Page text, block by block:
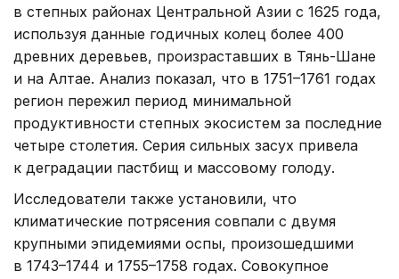
в степных районах Центральной Азии с 1625 года,
используя данные годичных колец более 400
древних деревьев, произраставших в Тянь-Шане
и на Алтае. Анализ показал, что в 1751–1761 годах
регион пережил период минимальной
продуктивности степных экосистем за последние
четыре столетия. Серия сильных засух привела
к деградации пастбищ и массовому голоду.
Исследователи также установили, что
климатические потрясения совпали с двумя
крупными эпидемиями оспы, произошедшими
в 1743–1744 и 1755–1758 годах. Совокупное